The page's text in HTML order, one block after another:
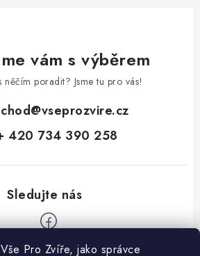
Pro Zvíře, jako správce
vám s výběrem
něčím poradit? Jsme tu pro vás!
@vseprozvire.cz
420 734 390 258